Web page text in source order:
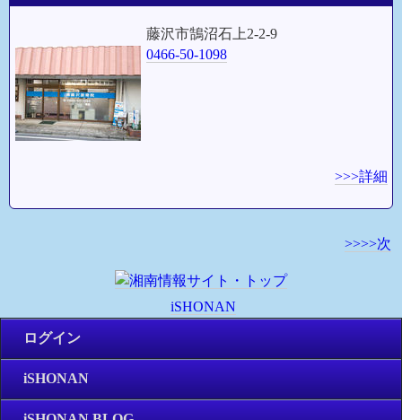
藤沢市鵠沼石上2-2-9
0466-50-1098
>>>詳細
>>>>次
iSHONAN
ログイン
iSHONAN